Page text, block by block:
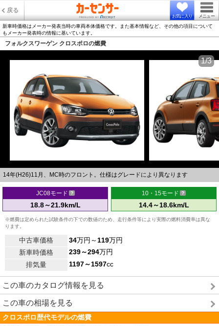
戻る
お気に入り メニュー
新車時価格はメーカー発表当時の車両本体価格です。また基本情報など、その他の項目について
もメーカー発表時の情報に基いています。
フォルクスワーゲン クロスポロの燃費
14年(H26)11月、MC時のフロント。仕様はグレードにより異なります
1/3
JC08モード
18.8～21.9km/L
10・15モード
14.4～18.6km/L
※燃費は定められた試験条件の下での数値のため、走行条件等により実際の燃料消費率は異な
ります。
中古車価格 34万円～119万円
新車時価格
239～294万円
排気量
1197～1597cc
この車のカタログ情報を見る
この車の相場を見る
クロスポロ歴代モデルの燃費